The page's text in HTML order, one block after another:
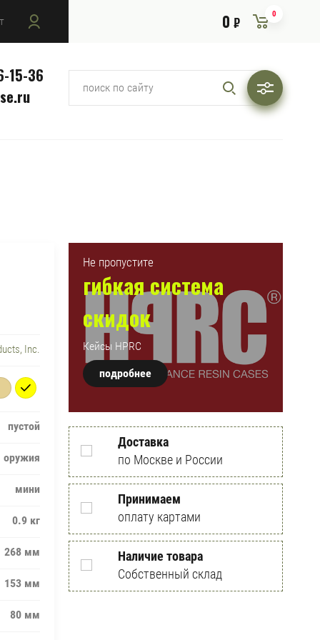
0 ₽
0
15-36
Inc.
пустой
оружия
мини
0.9 кг
268 мм
153 мм
80 мм
Не пропустите
гибкая система
скидок
Кейсы HPRC
подробнее
Доставка
по Москве и России
Принимаем
оплату картами
Наличие товара
Собственный склад